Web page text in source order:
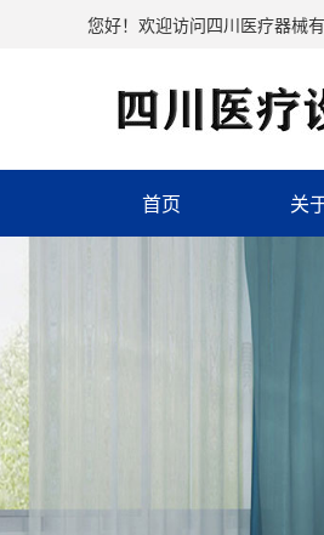
您好！欢迎访问四川医疗器械有
首页 关